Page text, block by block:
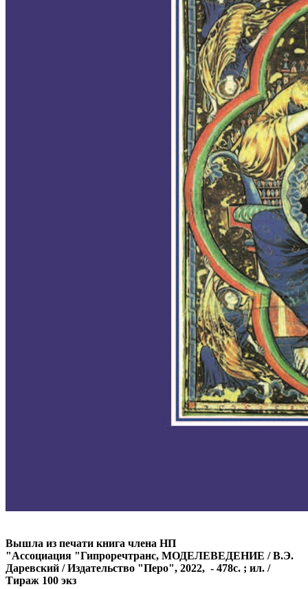
Вышла из печати книга члена НП
"Ассоциация "Гипроречтранс, МОДЕЛЕВЕДЕНИЕ / В.Э.
Даревский /Издательство "Перо", 2022, - 478с. ; ил. /
Тираж 100 экз